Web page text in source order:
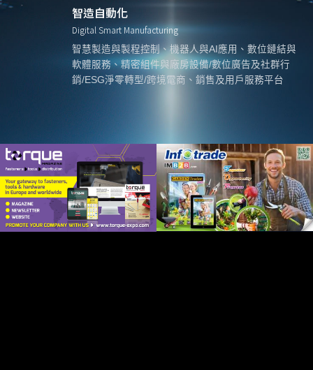
智造自動化
Digital Smart Manufacturing
智慧製造與製程控制、機器人與AI應用、數位鏈結與
軟體服務、精密組件與廠房設備/數位廣告及社群行
銷/ESG淨零轉型/跨境電商、銷售及用戶服務平台